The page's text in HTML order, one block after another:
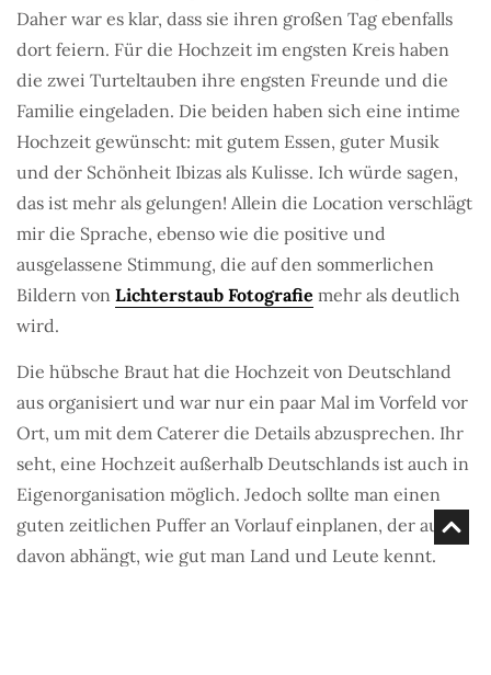
Daher war es klar, dass sie ihren großen Tag ebenfalls
dort feiern. Für die Hochzeit im engsten Kreis haben
die zwei Turteltauben ihre engsten Freunde und die
Familie eingeladen. Die beiden haben sich eine intime
Hochzeit gewünscht: mit gutem Essen, guter Musik
und der Schönheit Ibizas als Kulisse. Ich würde sagen,
das ist mehr als gelungen! Allein die Location verschlägt
mir die Sprache, ebenso wie die positive und
ausgelassene Stimmung, die auf den sommerlichen
Bildern von Lichterstaub Fotografie mehr als deutlich
wird.
Die hübsche Braut hat die Hochzeit von Deutschland
aus organisiert und war nur ein paar Mal im Vorfeld vor
Ort, um mit dem Caterer die Details abzusprechen. Ihr
seht, eine Hochzeit außerhalb Deutschlands ist auch in
Eigenorganisation möglich. Jedoch sollte man einen
guten zeitlichen Puffer an Vorlauf einplanen, der auch
davon abhängt, wie gut man Land und Leute kennt.